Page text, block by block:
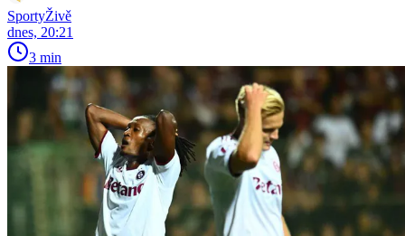
SportyŽivě
dnes, 20:21
3 min